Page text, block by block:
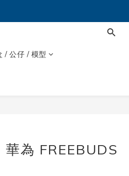
/ 公仔 / 模型
為 FREEBUDS